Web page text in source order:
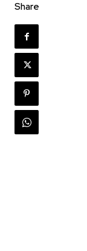
Share